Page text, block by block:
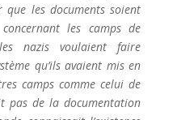
les documents soient
les camps de
nazis voulaient faire
qu’ils avaient mis en
camps comme celui de
pas de la documentation